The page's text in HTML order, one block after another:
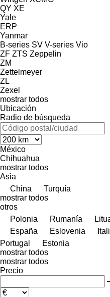
QY XE
Yale
ERP
Yanmar
B-series SV V-series Vio
ZF ZTS Zeppelin
ZM
Zettelmeyer
ZL
Zexel
mostrar todos
Ubicación
Radio de búsqueda
México
Chihuahua
mostrar todos
Asia
China
Turquía
mostrar todos
otros
Polonia
Rumanía
España
Eslovenia
Portugal
Estonia
mostrar todos
mostrar todos
Precio